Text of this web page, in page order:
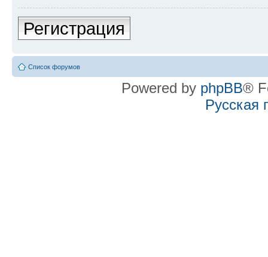
Регистрация
Список форумов
Powered by phpBB®
Русская